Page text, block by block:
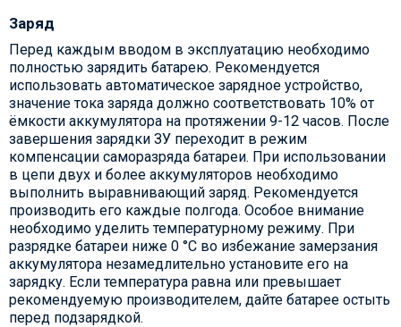
Заряд
Перед каждым вводом в эксплуатацию необходимо
полностью зарядить батарею. Рекомендуется
использовать автоматическое зарядное устройство,
значение тока заряда должно соответствовать 10% от
ёмкости аккумулятора на протяжении 9-12 часов. После
завершения зарядки ЗУ переходит в режим
компенсации саморазряда батареи. При использовании
в цепи двух и более аккумуляторов необходимо
выполнить выравнивающий заряд. Рекомендуется
производить его каждые полгода. Особое внимание
необходимо уделить температурному режиму. При
разрядке батареи ниже 0 °С во избежание замерзания
аккумулятора незамедлительно установите его на
зарядку. Если температура равна или превышает
рекомендуемую производителем, дайте батарее остыть
перед подзарядкой.